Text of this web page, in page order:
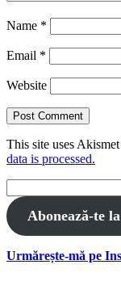
Name *
Email *
Website
This site uses
data is processed.
for:
Abonează-te
Urmărește-mă pe